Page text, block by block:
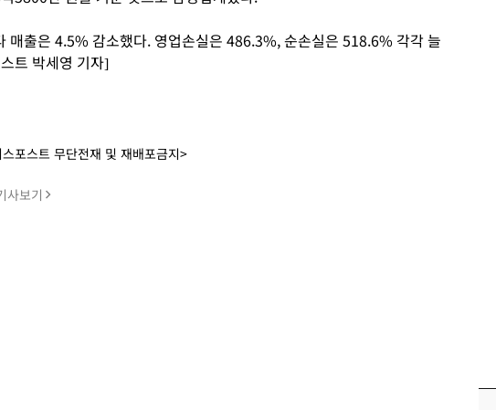
매출은 4.5% 감소했다. 영업손실은 486.3%, 순손실은 518.6% 각각 늘
트 박세영 기자]
포스트 무단전재 및 재배포금지>
사보기